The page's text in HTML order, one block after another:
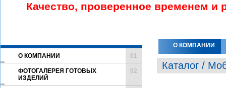
Качество, проверенное временем и
О КОМПАНИИ
Каталог /
01
О КОМПАНИИ
02
ФОТОГАЛЕРЕЯ ГОТОВЫХ
ИЗДЕЛИЙ